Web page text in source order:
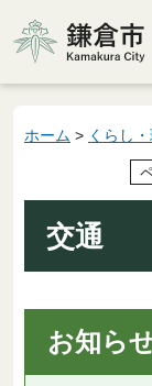
鎌倉市
ホーム > くらし
交通
お知ら